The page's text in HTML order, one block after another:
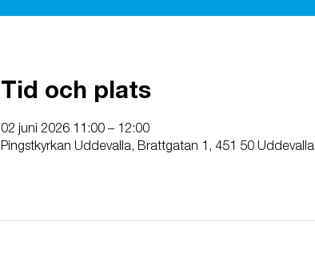
Tid och plats
02 juni 2026 11:00 – 12:00
Pingstkyrkan Uddevalla, Brattgatan 1, 451 50 Uddevalla